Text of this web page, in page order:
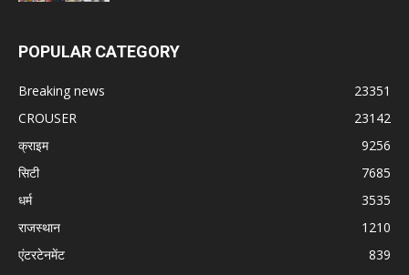
POPULAR CATEGORY
Breaking news
23351
CROUSER
23142
क्राइम
9256
सिटी
7685
धर्म
3535
राजस्थान
1210
एंटरटेनमेंट
839